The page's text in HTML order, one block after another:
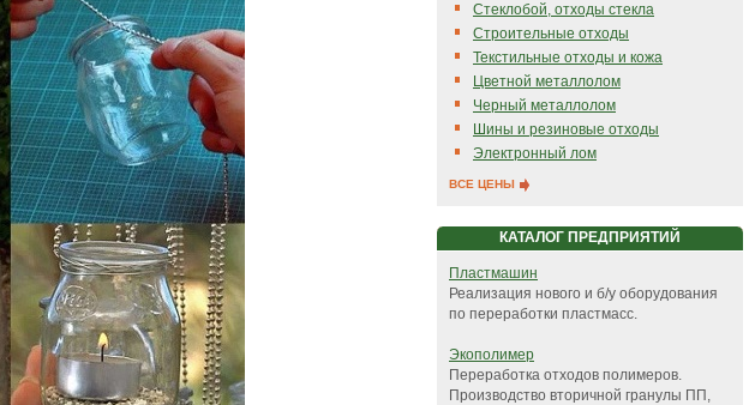
Стеклобой, отходы стекла
Строительные отходы
Текстильные отходы и кожа
Цветной металлолом
Черный металлолом
Шины и резиновые отходы
Электронный лом
ВСЕ ЦЕНЫ
КАТАЛОГ ПРЕДПРИЯТИЙ
Пластмашин
Реализация нового и б/у оборудования
по переработки пластмасс.
Экополимер
Переработка отходов полимеров.
Производство вторичной гранулы ПП,